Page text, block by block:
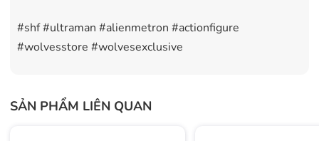
#shf #ultraman #alienmetron #actionfigure
#wolvesstore #wolvesexclusive
SẢN PHẨM LIÊN QUAN